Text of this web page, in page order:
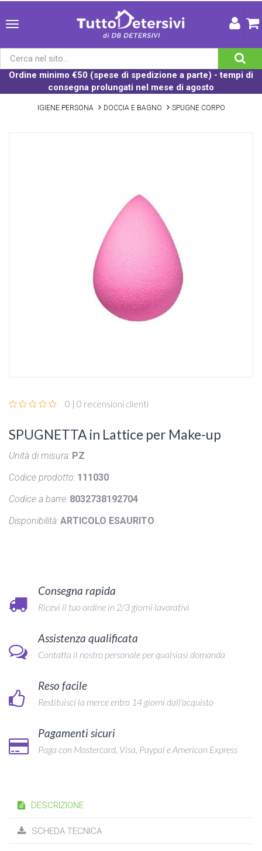
Ordine minimo €50 (spese di spedizione a parte) - tempi di
consegna prolungati nel mese di agosto
IGIENE PERSONA DOCCIA E BAGNO SPUGNE CORPO
0 | 0 recensioni clienti
SPUGNETTA in Lattice per Make-up
Unità di misura: PZ
Codice prodotto: 111030
Codice a barre: 8032738192704
Disponibilità:ARTICOLO ESAURITO
Consegna rapida
Ricevi il tuo ordine in 2/3 giorni lavorativi
Assistenza qualificata
Contatta il nostro personale per qualsiasi domanda
Reso facile
Restituisci la merce entro 14 giorni dall'acquisto
Pagamenti sicuri
Paga con Mastercard, Visa, Paypal e American Express
DESCRIZIONE
SCHEDA TECNICA